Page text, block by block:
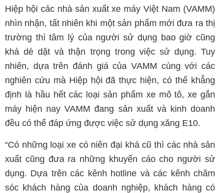
Hiệp hội các nhà sản xuất xe máy Việt Nam (VAMM)
nhìn nhận, tất nhiên khi một sản phẩm mới đưa ra thị
trường thì tâm lý của người sử dụng bao giờ cũng
khá dè dặt và thận trọng trong việc sử dụng. Tuy
nhiên, dựa trên đánh giá của VAMM cùng với các
nghiên cứu mà Hiệp hội đã thực hiện, có thể khẳng
định là hầu hết các loại sản phẩm xe mô tô, xe gắn
máy hiện nay VAMM đang sản xuất và kinh doanh
đều có thể đáp ứng được việc sử dụng xăng E10.
“Có những loại xe có niên đại khá cũ thì các nhà sản
xuất cũng đưa ra những khuyến cáo cho người sử
dụng. Dựa trên các kênh hotline và các kênh chăm
sóc khách hàng của doanh nghiệp, khách hàng có